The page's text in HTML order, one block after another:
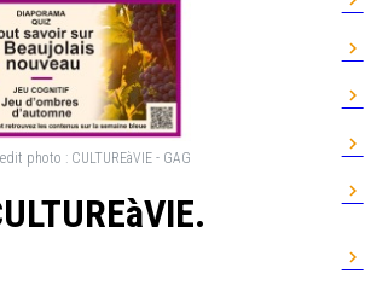
photo : CULTUREàVIE - GAG